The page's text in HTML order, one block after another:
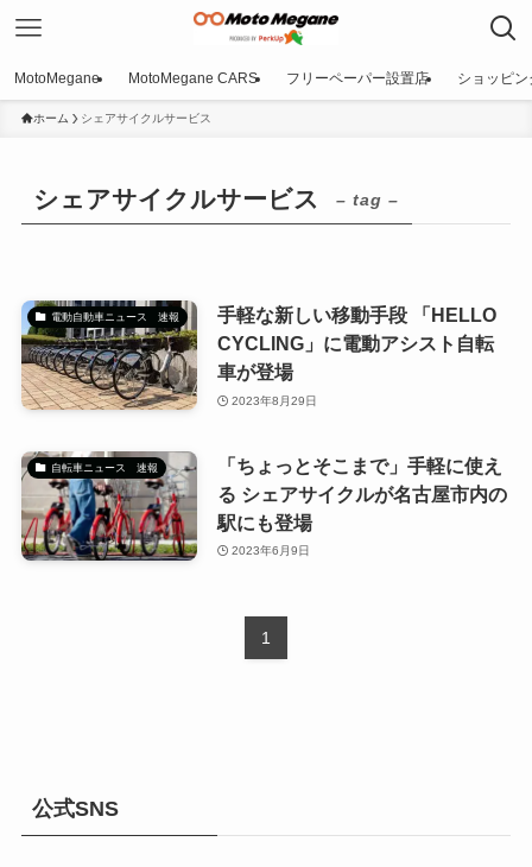
MotoMegane MotoMegane CARS フリーペーパー設置店 ショッピン
ホーム シェアサイクルサービス
シェアサイクルサービス – tag –
電動自動車ニュース 速報
手軽な新しい移動手段 「HELLO
CYCLING」に電動アシスト自転
車が登場
2023年8月29日
自転車ニュース 速報
「ちょっとそこまで」手軽に使え
る シェアサイクルが名古屋市内の
駅にも登場
2023年6月9日
1
公式SNS